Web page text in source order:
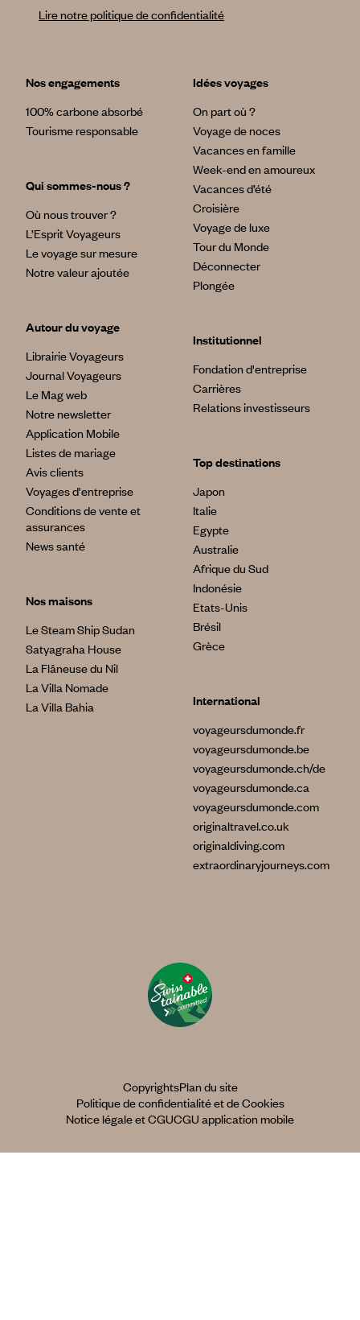
Lire notre politique de confidentialité
Nos engagements
100% carbone absorbé
Tourisme responsable
Qui sommes-nous ?
Où nous trouver ?
L’Esprit Voyageurs
Le voyage sur mesure
Notre valeur ajoutée
Autour du voyage
Librairie Voyageurs
Journal Voyageurs
Le Mag web
Notre newsletter
Application Mobile
Listes de mariage
Avis clients
Voyages d'entreprise
Conditions de vente et
assurances
News santé
Nos maisons
Le Steam Ship Sudan
Satyagraha House
La Flâneuse du Nil
La Villa Nomade
La Villa Bahia
Idées voyages
On part où ?
Voyage de noces
Vacances en famille
Week-end en amoureux
Vacances d’été
Croisière
Voyage de luxe
Tour du Monde
Déconnecter
Plongée
Institutionnel
Fondation d'entreprise
Carrières
Relations investisseurs
Top destinations
Japon
Italie
Egypte
Australie
Afrique du Sud
Indonésie
Etats-Unis
Brésil
Grèce
International
voyageursdumonde.fr
voyageursdumonde.be
voyageursdumonde.ch/de
voyageursdumonde.ca
voyageursdumonde.com
originaltravel.co.uk
originaldiving.com
extraordinaryjourneys.com
CopyrightsPlan du site
Politique de confidentialité et de Cookies
Notice légale et CGUCGU application mobile